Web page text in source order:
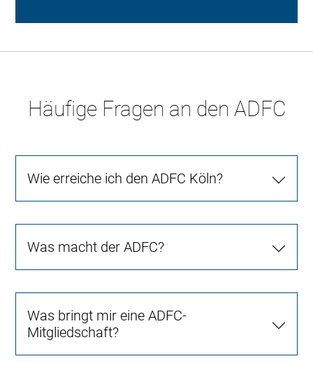
Häufige Fragen an den ADFC
Wie erreiche ich den ADFC Köln?
Was macht der ADFC?
Was bringt mir eine ADFC-
Mitgliedschaft?